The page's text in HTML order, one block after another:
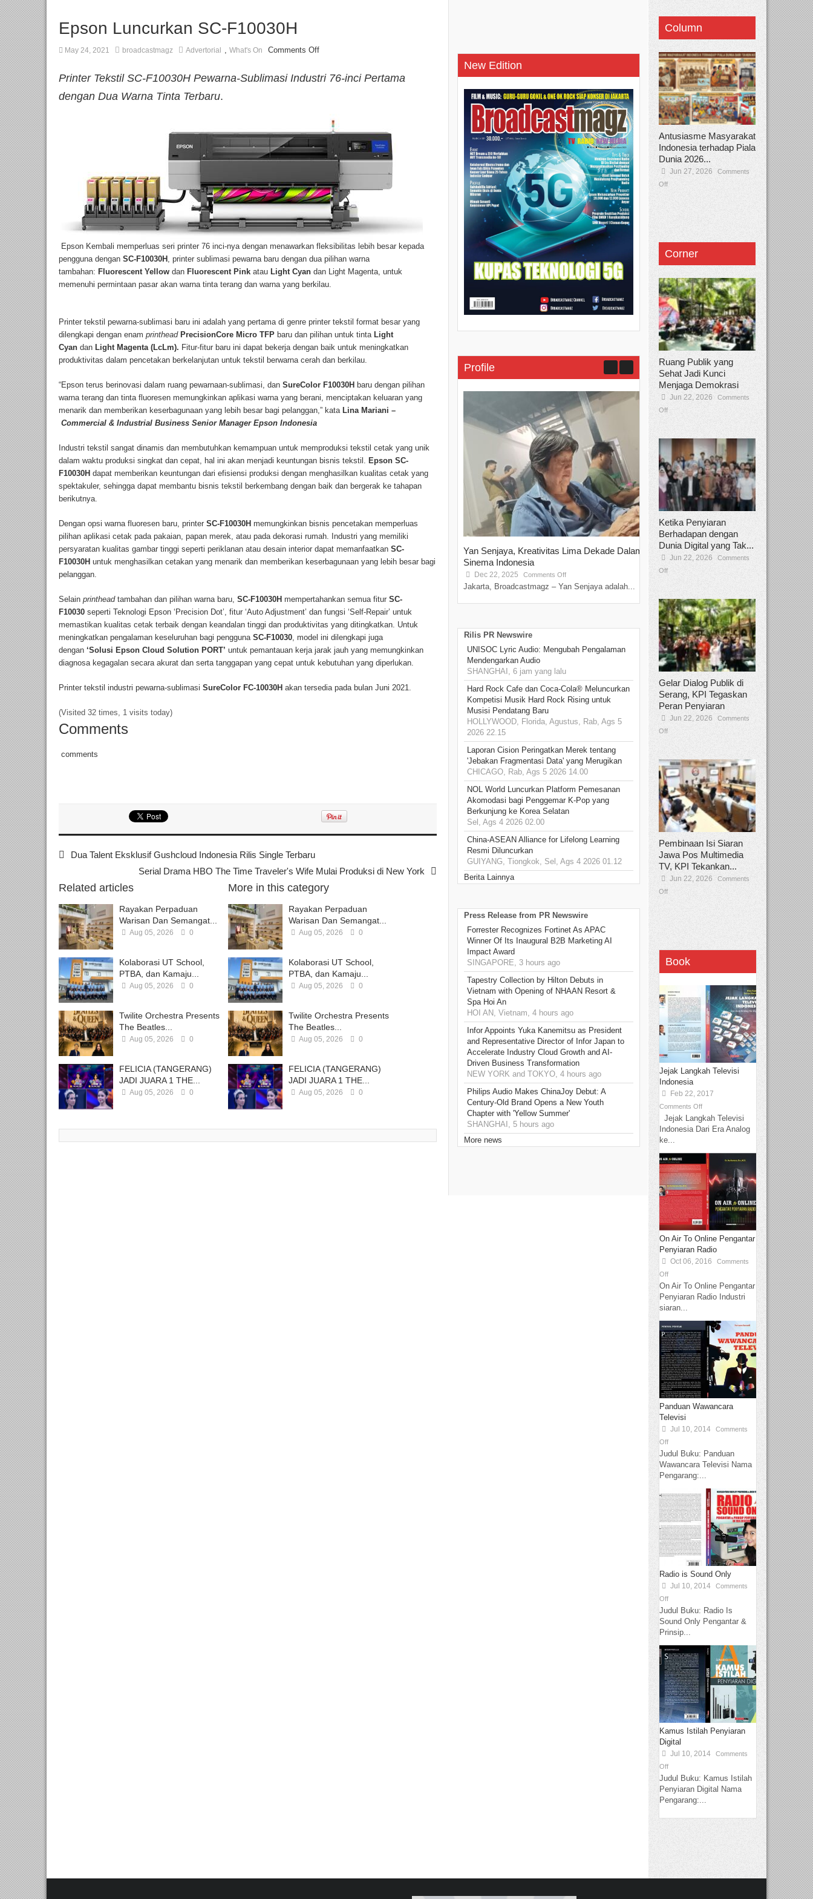
Epson Luncurkan SC-F10030H
May 24, 2021 broadcastmagz Advertorial , What's On Comments Off
Printer Tekstil SC-F10030H Pewarna-Sublimasi Industri 76-inci Pertama
dengan Dua Warna Tinta Terbaru.
Epson Kembali memperluas seri printer 76 inci-nya dengan menawarkan fleksibilitas lebih besar kepada
pengguna dengan SC-F10030H , printer sublimasi pewarna baru dengan dua pilihan warna
tambahan: Fluorescent Yellow dan Fluorescent Pink atau Light Cyan dan Light Magenta, untuk
memenuhi permintaan pasar akan warna tinta terang dan warna yang berkilau.
Printer tekstil pewarna-sublimasi baru ini adalah yang pertama di genre printer tekstil format besar yang
dilengkapi dengan enam printhead PrecisionCore Micro TFP baru dan pilihan untuk tinta Light
Cyan dan Light Magenta (LcLm). Fitur-fitur baru ini dapat bekerja dengan baik untuk meningkatkan
produktivitas dalam pencetakan berkelanjutan untuk tekstil berwarna cerah dan berkilau.
“Epson terus berinovasi dalam ruang pewarnaan-sublimasi, dan SureColor F10030H baru dengan pilihan
warna terang dan tinta fluoresen memungkinkan aplikasi warna yang berani, menciptakan keluaran yang
menarik dan memberikan keserbagunaan yang lebih besar bagi pelanggan,” kata Lina Mariani –
Commercial & Industrial Business Senior Manager Epson Indonesia
Industri tekstil sangat dinamis dan membutuhkan kemampuan untuk memproduksi tekstil cetak yang unik
dalam waktu produksi singkat dan cepat, hal ini akan menjadi keuntungan bisnis tekstil. Epson SC-
F10030H dapat memberikan keuntungan dari efisiensi produksi dengan menghasilkan kualitas cetak yang
spektakuler, sehingga dapat membantu bisnis tekstil berkembang dengan baik dan bergerak ke tahapan
berikutnya.
Dengan opsi warna fluoresen baru, printer SC-F10030H memungkinkan bisnis pencetakan memperluas
pilihan aplikasi cetak pada pakaian, papan merek, atau pada dekorasi rumah. Industri yang memiliki
persyaratan kualitas gambar tinggi seperti periklanan atau desain interior dapat memanfaatkan SC-
F10030H untuk menghasilkan cetakan yang menarik dan memberikan keserbagunaan yang lebih besar bagi
pelanggan.
Selain printheadtambahan dan pilihan warna baru, SC-F10030H mempertahankan semua fitur SC-
F10030 seperti Teknologi Epson ‘Precision Dot’, fitur ‘Auto Adjustment’ dan fungsi ‘Self-Repair’ untuk
memastikan kualitas cetak terbaik dengan keandalan tinggi dan produktivitas yang ditingkatkan. Untuk
meningkatkan pengalaman keseluruhan bagi pengguna SC-F10030, model ini dilengkapi juga
dengan ‘Solusi Epson Cloud Solution PORT’ untuk pemantauan kerja jarak jauh yang memungkinkan
diagnosa kegagalan secara akurat dan serta tanggapan yang cepat untuk kebutuhan yang diperlukan.
Printer tekstil industri pewarna-sublimasi SureColor FC-10030H akan tersedia pada bulan Juni 2021.
(Visited 32 times, 1 visits today)
Comments
comments
Dua Talent Eksklusif Gushcloud Indonesia Rilis Single Terbaru
Serial Drama HBO The Time Traveler's Wife Mulai Produksi di New York
Related articles
Rayakan Perpaduan
Warisan Dan Semangat...
Aug 05, 2026 0
Kolaborasi UT School,
PTBA, dan Kamaju...
Aug 05, 2026 0
Twilite Orchestra Presents
The Beatles...
Aug 05, 2026 0
FELICIA (TANGERANG)
JADI JUARA 1 THE...
Aug 05, 2026 0
More in this category
Rayakan Perpaduan
Warisan Dan Semangat...
Aug 05, 2026 0
Kolaborasi UT School,
PTBA, dan Kamaju...
Aug 05, 2026 0
Twilite Orchestra Presents
The Beatles...
Aug 05, 2026 0
FELICIA (TANGERANG)
JADI JUARA 1 THE...
Aug 05, 2026 0
New Edition
Profile
Yan Senjaya, Kreativitas Lima Dekade Dalam
Sinema Indonesia
Dec 22, 2025 Comments Off
Jakarta, Broadcastmagz – Yan Senjaya adalah...
Tamee Irelly Menjadi Juri Open
Film Terbaru...
talenta...
Rilis PR Newswire
UNISOC Lyric Audio: Mengubah Pengalaman
Mendengarkan Audio
SHANGHAI, 6 jam yang lalu
Hard Rock Cafe dan Coca-Cola® Meluncurkan
Kompetisi Musik Hard Rock Rising untuk
Musisi Pendatang Baru
HOLLYWOOD, Florida, Agustus, Rab, Ags 5
2026 22.15
Laporan Cision Peringatkan Merek tentang
'Jebakan Fragmentasi Data' yang Merugikan
CHICAGO, Rab, Ags 5 2026 14.00
NOL World Luncurkan Platform Pemesanan
Akomodasi bagi Penggemar K-Pop yang
Berkunjung ke Korea Selatan
Sel, Ags 4 2026 02.00
China-ASEAN Alliance for Lifelong Learning
Resmi Diluncurkan
GUIYANG, Tiongkok, Sel, Ags 4 2026 01.12
Berita Lainnya
Press Release from PR Newswire
Forrester Recognizes Fortinet As APAC
Winner Of Its Inaugural B2B Marketing AI
Impact Award
SINGAPORE, 3 hours ago
Tapestry Collection by Hilton Debuts in
Vietnam with Opening of NHAAN Resort &
Spa Hoi An
HOI AN, Vietnam, 4 hours ago
Infor Appoints Yuka Kanemitsu as President
and Representative Director of Infor Japan to
Accelerate Industry Cloud Growth and AI-
Driven Business Transformation
NEW YORK and TOKYO, 4 hours ago
Philips Audio Makes ChinaJoy Debut: A
Century-Old Brand Opens a New Youth
Chapter with 'Yellow Summer'
SHANGHAI, 5 hours ago
More news
Column
Antusiasme Masyarakat
Indonesia terhadap Piala
Dunia 2026...
Jun 27, 2026
Comments
Off
Corner
Ruang Publik yang
Sehat Jadi Kunci
Menjaga Demokrasi
Jun 22, 2026
Comments
Off
Ketika Penyiaran
Berhadapan dengan
Dunia Digital yang Tak...
Jun 22, 2026
Comments
Off
Gelar Dialog Publik di
Serang, KPI Tegaskan
Peran Penyiaran
Jun 22, 2026
Comments
Off
Pembinaan Isi Siaran
Jawa Pos Multimedia
TV, KPI Tekankan...
Jun 22, 2026
Comments
Off
Book
Jejak Langkah Televisi
Indonesia
Feb 22, 2017
Comments Off
Jejak Langkah Televisi
Indonesia Dari Era Analog
ke...
On Air To Online Pengantar
Penyiaran Radio
Oct 06, 2016
Comments
Off
On Air To Online Pengantar
Penyiaran Radio Industri
siaran...
Panduan Wawancara
Televisi
Jul 10, 2014
Comments
Off
Judul Buku: Panduan
Wawancara Televisi Nama
Pengarang:...
Radio is Sound Only
Jul 10, 2014
Comments
Off
Judul Buku: Radio Is
Sound Only Pengantar &
Prinsip...
Kamus Istilah Penyiaran
Digital
Jul 10, 2014
Comments
Off
Judul Buku: Kamus Istilah
Penyiaran Digital Nama
Pengarang:...